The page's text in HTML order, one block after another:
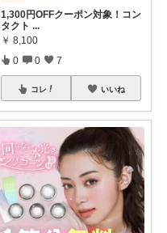
1,300円OFFクーポン対象！コン
タクト ...
￥ 8,100
0 0 7
コレ いいね